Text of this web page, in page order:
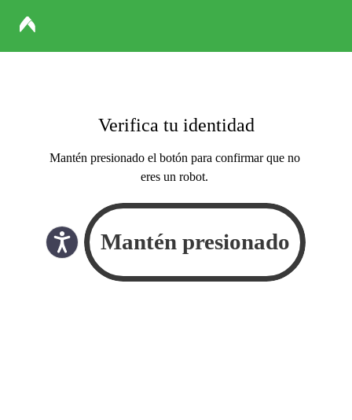
Verifica tu identidad
Mantén presionado el botón para confirmar que no
eres un robot.